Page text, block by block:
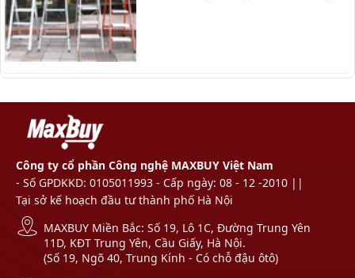
gọn, tiện ích, độ an toàn đạt tiêu ...
Công ty cổ phần Công nghệ MAXBUY Việt Nam
- Số GPDKKD: 0105011993 - Cấp ngày: 08 - 12 -2010 ||
Tại sở kế hoạch đầu tư thành phố Hà Nội
MAXBUY Miền Bắc: Số 19, Lô 1C, Đường Trung Yên
11D, KĐT Trung Yên, Cầu Giấy, Hà Nội.
(Số 19, Ngõ 40, Trung Kính - Có chỗ đậu ôtô)